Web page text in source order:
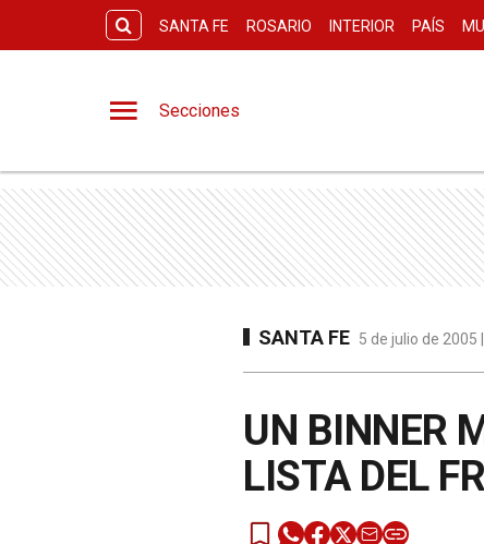
SANTA FE ROSARIO INTERIOR PAÍS
Secciones
SANTA FE 5 de julio de 2005
UN BINNER
LISTA DEL